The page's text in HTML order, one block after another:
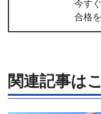
今す
合格
関連記事は